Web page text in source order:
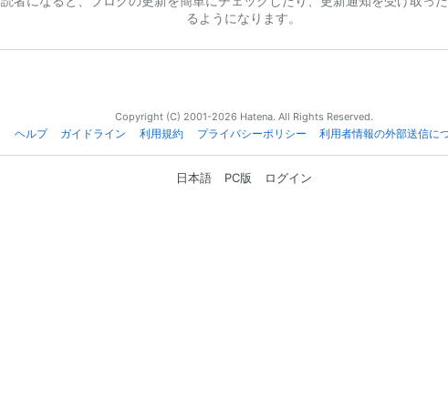
るようになります。
Copyright (C) 2001-2026 Hatena. All Rights Reserved.
ヘルプ
ガイドライン 利用規約 プライバシーポリシー 利用者情報の外部送信に
日本語 PC版 ログイン